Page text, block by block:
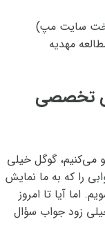
سایت مپ)
مهدیه
تخصصی
گوگل خیلی
را که به ما نمایش
اما آیا تا امروز
زود جواب سؤال